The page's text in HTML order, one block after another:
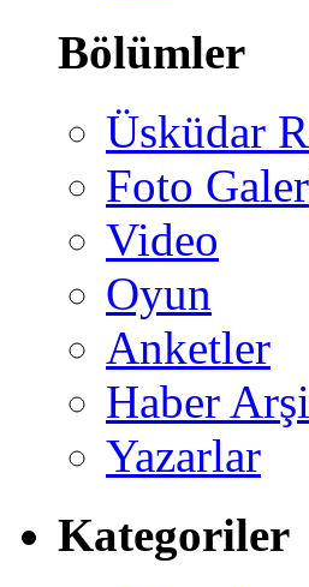
Bölümler
Üsküdar
Foto
Video
Oyun
Anketler
Haber
Yazarlar
Kategoriler